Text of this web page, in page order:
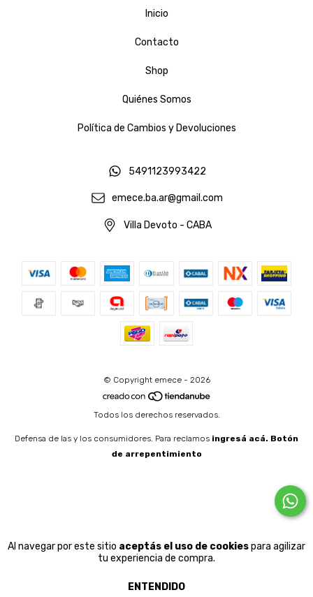
Al navegar por este sitio aceptás el uso de cookiespara agilizar
tu experiencia de compra.
ENTENDIDO
Inicio
Contacto
Shop
Quiénes Somos
Política de Cambios y Devoluciones
5491123993422
emece.ba.ar@gmail.com
Villa Devoto - CABA
© Copyright emece - 2026
Todos los derechos reservados.
Defensa de las y los consumidores. Para reclamos ingresá acá. Botón
de arrepentimiento